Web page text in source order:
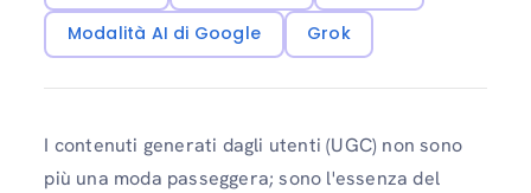
Modalità AI di Google
Grok
I contenuti generati dagli utenti (UGC) non sono
più una moda passeggera; sono l'essenza del